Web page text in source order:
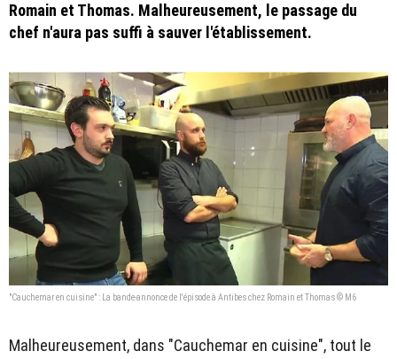
Romain et Thomas. Malheureusement, le passage du
chef n'aura pas suffi à sauver l'établissement.
"Cauchemar en cuisine" : La bande-annonce de l'épisode à Antibes chez Romain et Thomas © M6
Malheureusement, dans "Cauchemar en cuisine", tout le